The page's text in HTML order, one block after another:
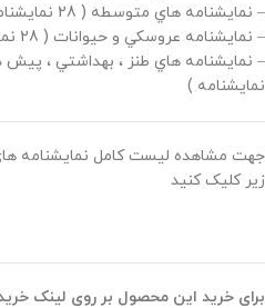
– نمايشنامه هاي متوسطه ( 28 نمايشنامه )
– نمايشنامه عروسکي و حيوانات ( 28 نمايشنامه )
نمايشنامه )
جهت مشاهده لیست کامل نمایشنامه
زیر کلیک کنید
برای خرید این محصول بر روی لینک